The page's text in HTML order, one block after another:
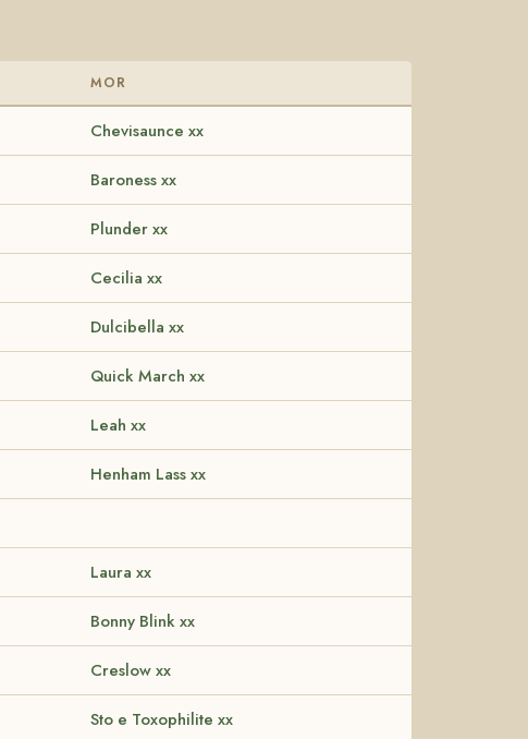
MOR
Chevisaunce xx
Baroness xx
Plunder xx
Cecilia xx
Dulcibella xx
Quick March xx
Leah xx
Henham Lass xx
Laura xx
Bonny Blink xx
Creslow xx
Sto e Toxophilite xx